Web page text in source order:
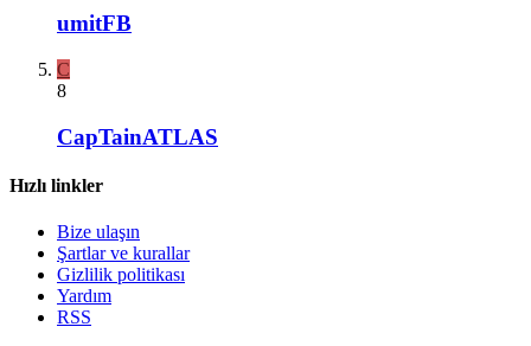
umitFB
C
8
CapTainATLAS
Hızlı linkler
Bize ulaşın
Şartlar ve kurallar
Gizlilik politikası
Yardım
RSS